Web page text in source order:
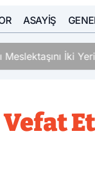
ASAYIŞ
Meslektaşını İki
Vefat